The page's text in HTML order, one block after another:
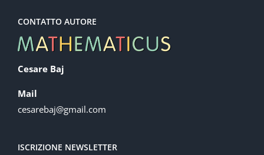
CONTATTO AUTORE
Cesare Baj
Mail
cesarebaj@gmail.com
ISCRIZIONE NEWSLETTER